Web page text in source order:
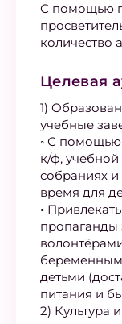
С помощью
количество
Целевая
1)
учебные
◦ С помощью
к/ф, учебной
собраниях и
время для
◦
пропаганды
детьми
питания и
2) Культура